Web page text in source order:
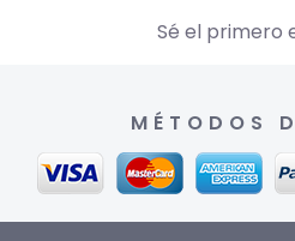
Sé el primero
MÉTODOS